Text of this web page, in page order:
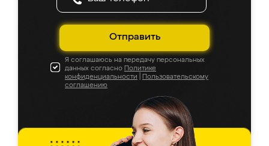
Отправить
Я соглашаюсь на передачу персональных
данных согласно Политике
конфиденциальности
Пользовательскому
соглашению